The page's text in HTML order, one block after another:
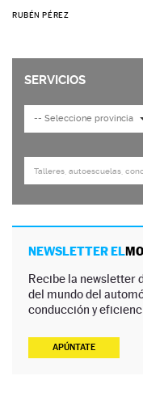
RUBÉN PÉREZ
NEWSLETTER EL
Recibe la newsletter
del mundo del
conducción y
APÚNTATE